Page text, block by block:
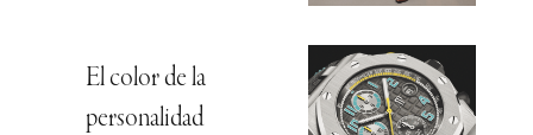
El color de la
personalidad